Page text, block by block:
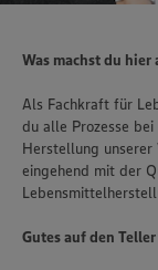
Was machst du hier
Als Fachkraft für
du alle Prozesse
Herstellung
eingehend mit der
Gutes auf den